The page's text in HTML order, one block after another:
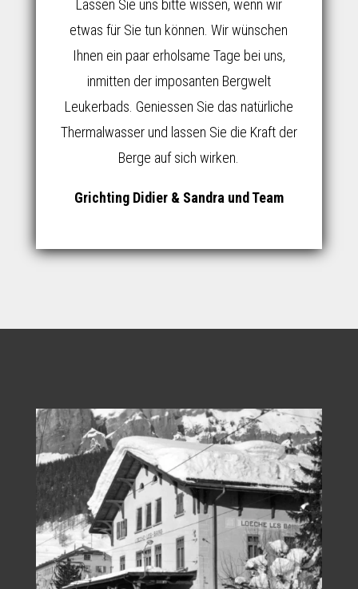
Lassen Sie uns bitte wissen, wenn wir
etwas für Sie tun können. Wir wünschen
Ihnen ein paar erholsame Tage bei uns,
inmitten der imposanten Bergwelt
Leukerbads. Geniessen Sie das natürliche
Thermalwasser und lassen Sie die Kraft der
Berge auf sich wirken.
Grichting Didier & Sandra und Team